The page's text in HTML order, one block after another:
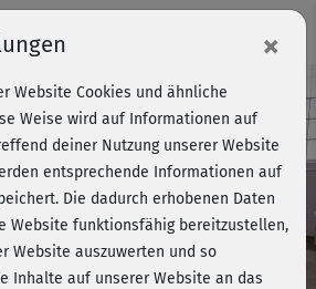
Play
Video
×
Website Cookies und ähnliche
Weise wird auf Informationen auf
deiner Nutzung unserer Website
entsprechende Informationen auf
Die dadurch erhobenen Daten
Website funktionsfähig bereitzustellen,
Website auszuwerten und so
Inhalte auf unserer Website an das